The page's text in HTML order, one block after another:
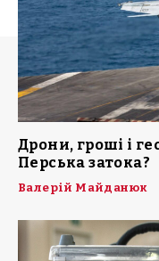
Дрони, гроші і
Перська затока?
Валерій Майданюк